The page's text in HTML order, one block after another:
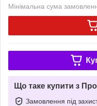
Мінімальна сума
Що таке купити з
Замовлення під